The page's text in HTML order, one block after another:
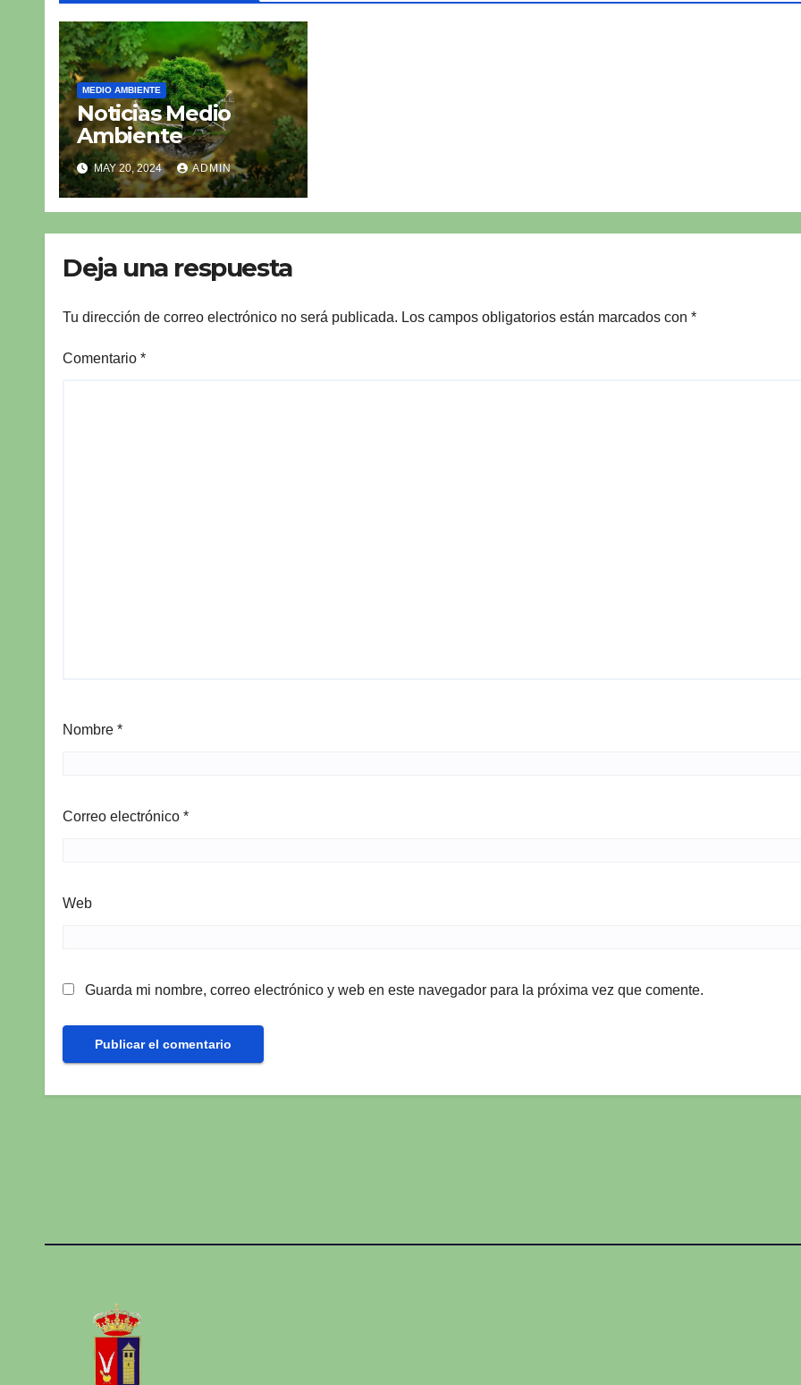
MEDIO AMBIENTE
Noticias Medio
Ambiente
MAY 20, 2024 ADMIN
Deja una respuesta
Tu dirección de correo electrónico no será publicada. Los campos obligatorios están marcados con *
Comentario *
Nombre *
Correo electrónico *
Web
Guarda mi nombre, correo electrónico y web en este navegador para la próxima vez que comente.